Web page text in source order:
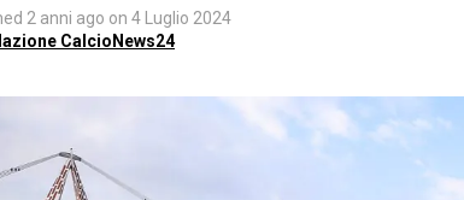
2 anni ago on 4 Luglio 2024
CalcioNews24